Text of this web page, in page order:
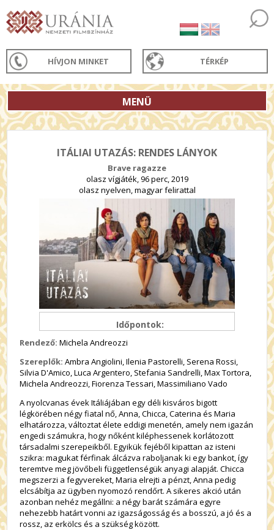
HÍVJON MINKET TÉRKÉP
MENÜ
ITÁLIAI UTAZÁS: RENDES LÁNYOK
Brave ragazze
olasz vígjáték, 96 perc, 2019
olasz nyelven, magyar felirattal
Időpontok:
Rendező: Michela Andreozzi
Szereplők: Ambra Angiolini, Ilenia Pastorelli, Serena Rossi,
Silvia D'Amico, Luca Argentero, Stefania Sandrelli, Max Tortora,
Michela Andreozzi, Fiorenza Tessari, Massimiliano Vado
A nyolcvanas évek Itáliájában egy déli kisváros bigott
légkörében négy fiatal nő, Anna, Chicca, Caterina és Maria
elhatározza, változtat élete eddigi menetén, amely nem igazán
engedi számukra, hogy nőként kiléphessenek korlátozott
társadalmi szerepeikből. Egyikük fejéből kipattan az isteni
szikra: magukat férfinak álcázva raboljanak ki egy bankot, így
teremtve meg jövőbeli függetlenségük anyagi alapját. Chicca
megszerzi a fegyvereket, Maria elrejti a pénzt, Anna pedig
elcsábítja az ügyben nyomozó rendőrt. A sikeres akció után
azonban nehéz megállni: a négy barát számára egyre
nehezebb határt vonni az igazságosság és a bosszú, a jó és a
rossz, az erkölcs és a szükség között.